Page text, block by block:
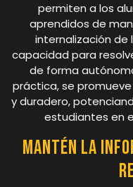
permiten a los
aprendidos de
internalización de
capacidad para
de forma
práctica, se
y duradero,
estudiantes en
Mantén la